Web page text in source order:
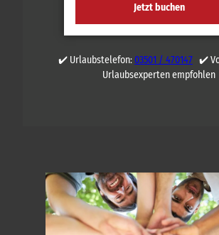
Jetzt buchen
✔️ Urlaubstelefon:03501 / 470147✔️
Urlaubsexperten empfohlen